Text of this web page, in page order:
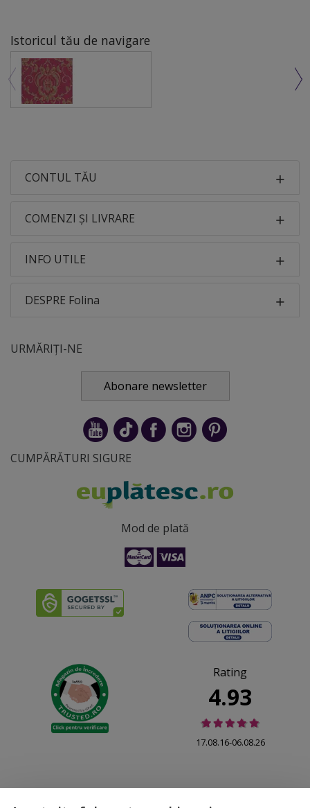
Istoricul tău de navigare
CONTUL TĂU
COMENZI ȘI LIVRARE
INFO UTILE
DESPRE Folina
URMĂRIȚI-NE
Abonare newsletter
CUMPĂRĂTURI SIGURE
Mod de plată
Rating
4.93
17.08.16-06.08.26